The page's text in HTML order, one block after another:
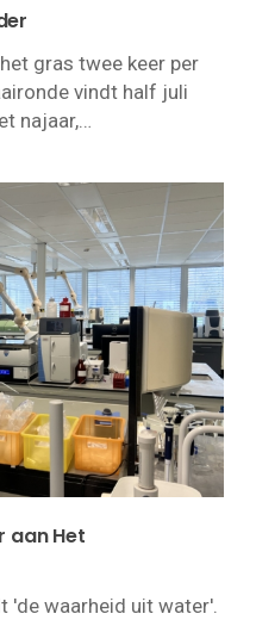
gras twee keer per
vindt half juli
najaar,…
aan Het
'de waarheid uit water'.